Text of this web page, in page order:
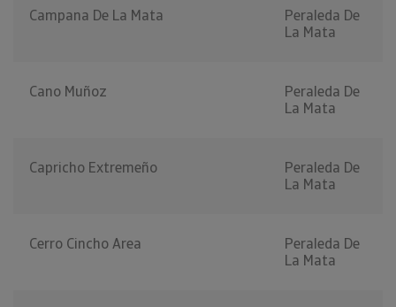
Campana De La Mata
Peraleda De
La Mata
Cano Muñoz
Peraleda De
La Mata
Capricho Extremeño
Peraleda De
La Mata
Cerro Cincho Area
Peraleda De
La Mata